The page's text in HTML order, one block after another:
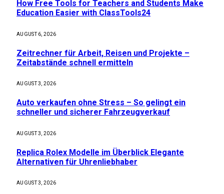
How Free Tools for Teachers and Students Make
Education Easier with ClassTools24
AUGUST 6, 2026
Zeitrechner für Arbeit, Reisen und Projekte –
Zeitabstände schnell ermitteln
AUGUST 3, 2026
Auto verkaufen ohne Stress – So gelingt ein
schneller und sicherer Fahrzeugverkauf
AUGUST 3, 2026
Replica Rolex Modelle im Überblick Elegante
Alternativen für Uhrenliebhaber
AUGUST 3, 2026